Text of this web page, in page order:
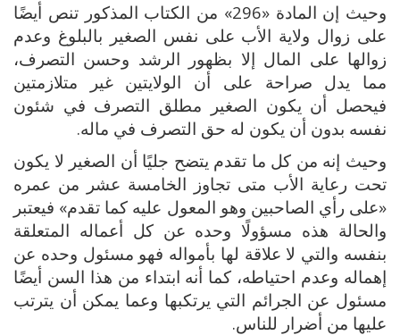
وحيث إن المادة «296» من الكتاب المذكور تنص أيضًا
على زوال ولاية الأب على نفس الصغير بالبلوغ وعدم
زوالها على المال إلا بظهور الرشد وحسن التصرف،
مما يدل صراحة على أن الولايتين غير متلازمتين
فيحصل أن يكون الصغير مطلق التصرف في شئون
نفسه بدون أن يكون له حق التصرف في ماله.
وحيث إنه من كل ما تقدم يتضح جليًا أن الصغير لا يكون
تحت رعاية الأب متى تجاوز الخامسة عشر من عمره
«على رأي الصاحبين وهو المعول عليه كما تقدم» فيعتبر
والحالة هذه مسؤولًا وحده عن كل أعماله المتعلقة
بنفسه والتي لا علاقة لها بأمواله فهو مسئول وحده عن
إهماله وعدم احتياطه، كما أنه ابتداء من هذا السن أيضًا
مسئول عن الجرائم التي يرتكبها وعما يمكن أن يترتب
عليها من أضرار للناس.